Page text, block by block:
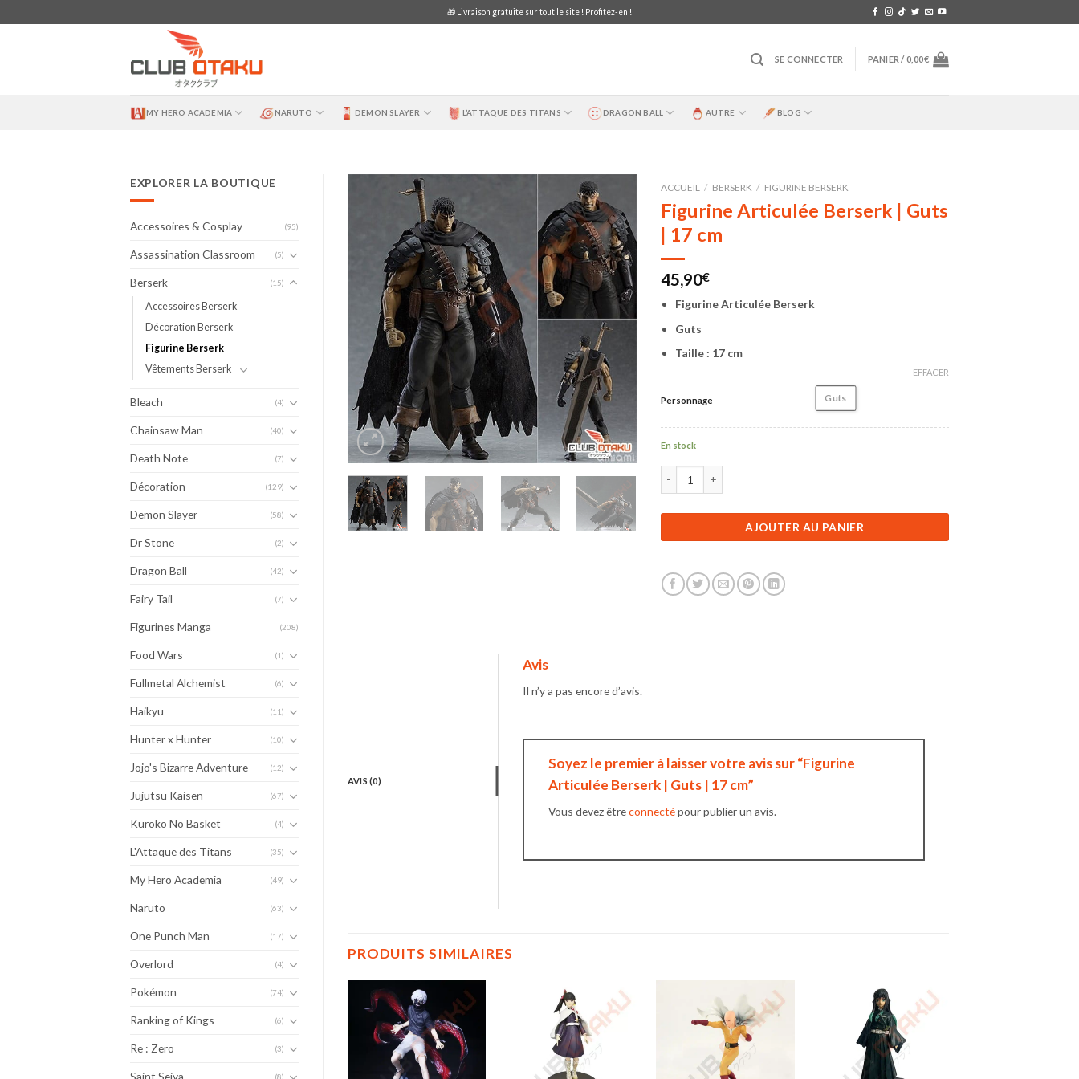
to
🎁 Livraison gratuite sur tout le site ! Profitez-en !
SE CONNECTER PANIER /0,00€
MY HERO ACADEMIA NARUTO DEMON SLAYER L’ATTAQUE DES TITANS DRAGON BALL AUTRE BLOG
EXPLORER LA BOUTIQUE
Accessoires & Cosplay (95)
Assassination Classroom (5)
Berserk (15)
Accessoires Berserk
Décoration Berserk
Figurine Berserk
Vêtements Berserk
Bleach (4)
Chainsaw Man (40)
Death Note (7)
Décoration (129)
Demon Slayer (58)
Dr Stone (2)
Dragon Ball (42)
Fairy Tail (7)
Figurines Manga (208)
Food Wars (1)
Fullmetal Alchemist (6)
Haikyu (11)
Hunter x Hunter (10)
Jojo's Bizarre Adventure (12)
Jujutsu Kaisen (67)
Kuroko No Basket (4)
L'Attaque des Titans (35)
My Hero Academia (49)
Naruto (63)
One Punch Man (17)
Overlord (4)
Pokémon (74)
Ranking of Kings (6)
Re : Zero (3)
Saint Seiya (8)
ACCUEIL / BERSERK / FIGURINE BERSERK
Figurine Articulée Berserk | Guts
| 17 cm
45,90€
Figurine Articulée Berserk
Guts
Taille : 17 cm
Personnage Guts
EFFACER
En stock
AJOUTER AU PANIER
AVIS (0)
Avis
Il n’y a pas encore d’avis.
Soyez le premier à laisser votre avis sur “Figurine
Articulée Berserk | Guts | 17 cm”
Vous devez êtreconnectépour publier un avis.
PRODUITS SIMILAIRES